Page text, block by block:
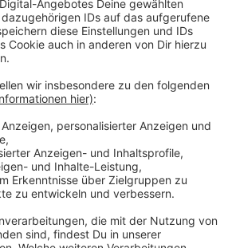
Deutsche Post/DHL meldet
Anlage. Der 12.000
Stützpunkt bietet Platz für 70
über eine Logistikhalle für
integrierte Verwaltungsräume,
eine Wärmepumpe und eine
Auch in Borken und
moderne Zustellstützpunkte.